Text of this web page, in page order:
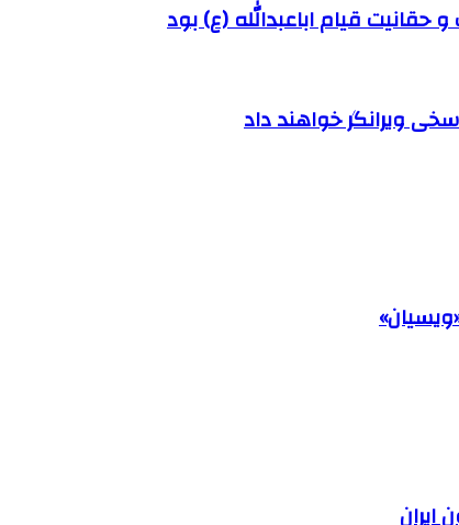
قیام اباعبدالله (ع) بود
ویرانگر خواهند داد
ایران